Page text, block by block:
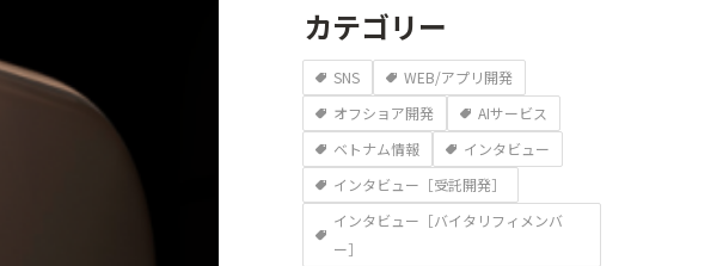
カテゴリー
SNS
WEB/アプリ開発
オフショア開発
AIサービス
ベトナム情報
インタビュー
インタビュー［受託開発］
インタビュー［バイタリフィメンバ
ー］